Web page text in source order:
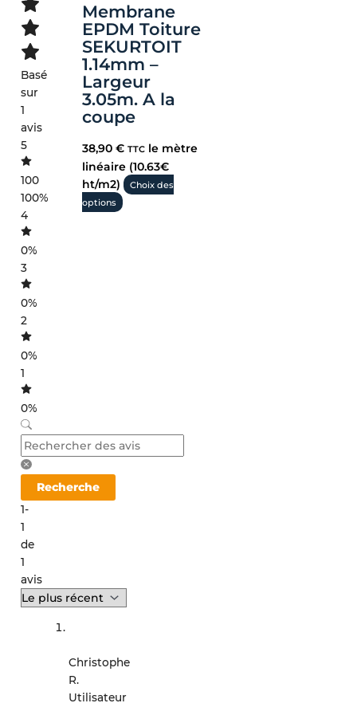
Basé
sur
1
avis
5
100
100%
4
0%
3
0%
2
0%
1
0%
Recherche
1-
1
de
1
avis
Christophe
R.
Utilisateur
Membrane
EPDM Toiture
SEKURTOIT
1.14mm –
Largeur
3.05m. A la
coupe
38,90 € TTCle mètre
linéaire (10.63€
ht/m2)
Choix des
options